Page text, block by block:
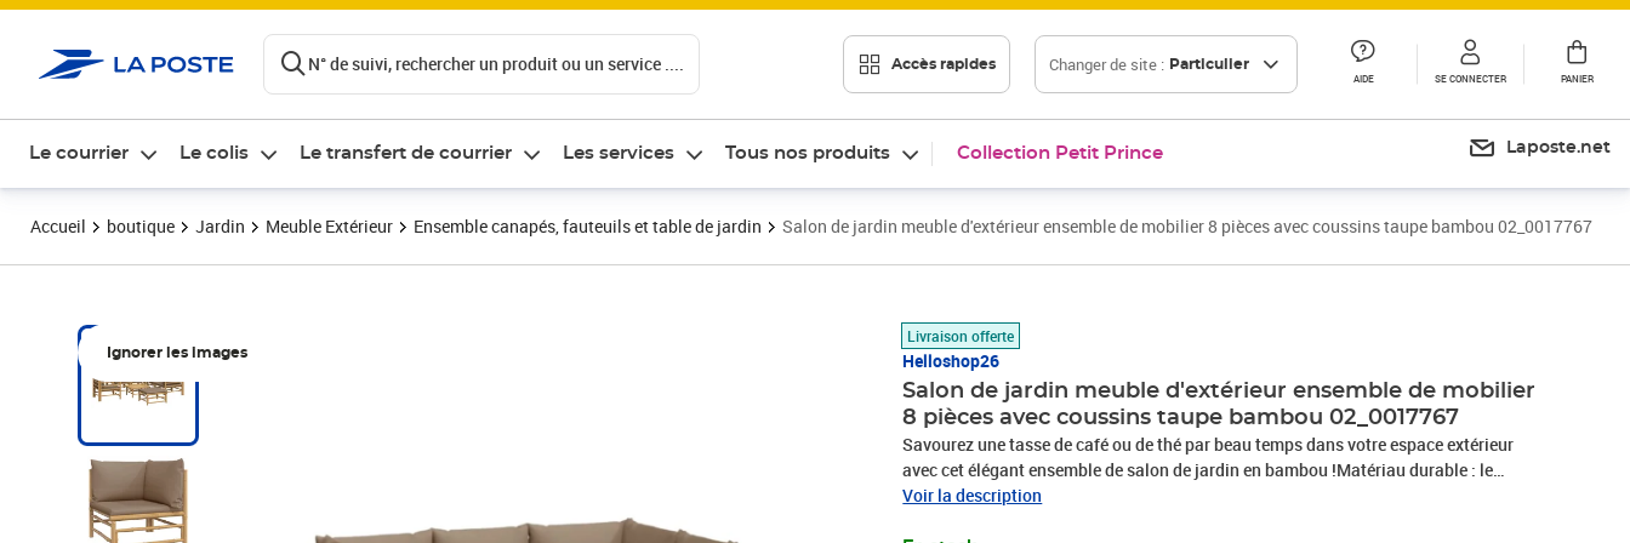
N° de suivi, rechercher un produit ou un service .... Accès rapides Changer de site : Particulier
AIDE SE CONNECTER PANIER
Le courrier Le colis Le transfert de courrier Les services Tous nos produits Collection Petit Prince Laposte.net
Accueil boutique Jardin Meuble Extérieur Ensemble canapés, fauteuils et table de jardin Salon de jardin meuble d'extérieur ensemble de mobilier 8 pièces avec coussins taupe bambou 02_0017767
Ignorer les images
Livraison offerte
Helloshop26
Salon de jardin meuble d'extérieur ensemble de mobilier
8 pièces avec coussins taupe bambou 02_0017767
Savourez une tasse de café ou de thé par beau temps dans votre espace extérieur
avec cet élégant ensemble de salon de jardin en bambou !Matériau durable : le
bambou est connu pour sa flexibilité et sa dureté. Les meubles en bambou sont une
Voir la description
Prix barré 1297,95 €
Prix 1 229,95€